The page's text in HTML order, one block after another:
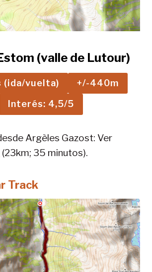
(valle de Lutour)
(ida/vuelta) +/-440m
Interés: 4,5/5
Argèles Gazost: Ver
(23km; 35 minutos).
Track